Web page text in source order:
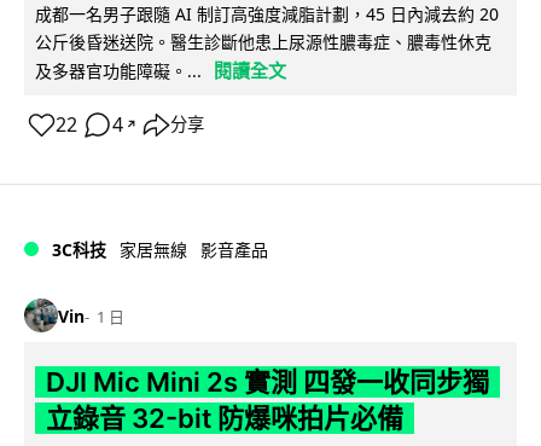
成都一名男子跟隨 AI 制訂高強度減脂計劃，45 日內減去約 20
公斤後昏迷送院。醫生診斷他患上尿源性膿毒症、膿毒性休克
及多器官功能障礙。...
閱讀全文
22 4 ↗ 分享
3C科技 家居無線 影音產品
Vin 1 日
DJI Mic Mini 2s 實測 四發一收同步獨
立錄音 32-bit 防爆咪拍片必備